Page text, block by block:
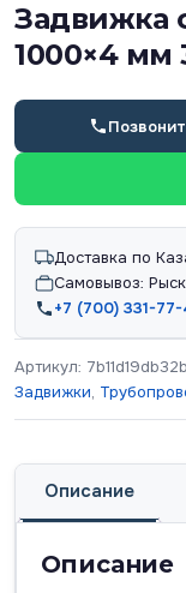
Задвижка
1000×4 мм
Доставка по
Самовывоз:
+7 (700) 331-
Артикул: 7b11d19db32b
Задвижки,
Описание
Описание